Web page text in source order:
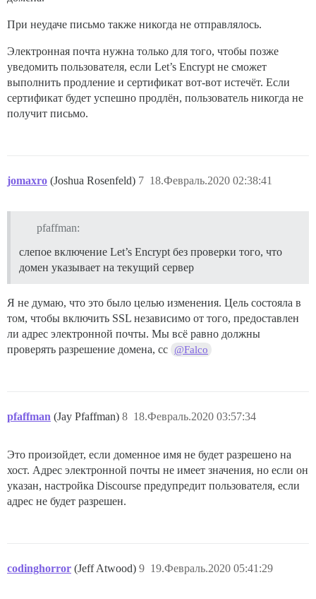
При неудаче письмо также никогда не отправлялось.
Электронная почта нужна только для того, чтобы позже
уведомить пользователя, если Let’s Encrypt не сможет
выполнить продление и сертификат вот-вот истечёт. Если
сертификат будет успешно продлён, пользователь никогда не
получит письмо.
jomaxro (Joshua Rosenfeld) 18.Февраль.2020 02:38:41
7
pfaffman:
слепое включение Let’s Encrypt без проверки того, что
домен указывает на текущий сервер
Я не думаю, что это было целью изменения. Цель состояла в
том, чтобы включить SSL независимо от того, предоставлен
ли адрес электронной почты. Мы всё равно должны
проверять разрешение домена, cc @Falco
pfaffman (Jay Pfaffman) 18.Февраль.2020 03:57:34
8
Это произойдет, если доменное имя не будет разрешено на
хост. Адрес электронной почты не имеет значения, но если он
указан, настройка Discourse предупредит пользователя, если
адрес не будет разрешен.
codinghorror (Jeff Atwood) 19.Февраль.2020 05:41:29
9